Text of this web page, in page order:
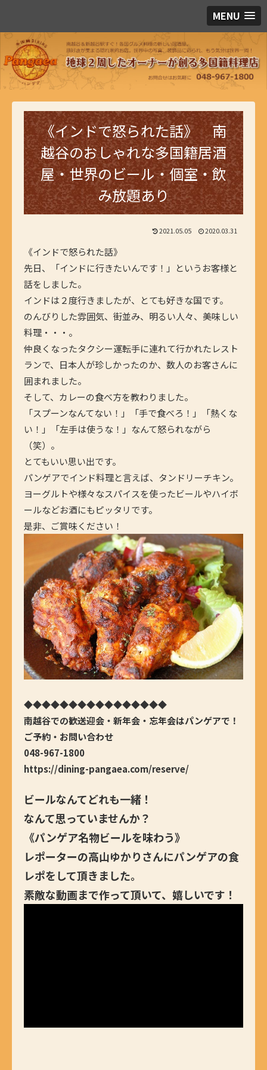
MENU
《インドで怒られた話》 南
越谷のおしゃれな多国籍居酒
屋・世界のビール・個室・飲
み放題あり
2021.05.05 2020.03.31
《インドで怒られた話》
先日、「インドに行きたいんです！」というお客様と
話をしました。
インドは２度行きましたが、とても好きな国です。
のんびりした雰囲気、街並み、明るい人々、美味しい
料理・・・。
仲良くなったタクシー運転手に連れて行かれたレスト
ランで、日本人が珍しかったのか、数人のお客さんに
囲まれました。
そして、カレーの食べ方を教わりました。
「スプーンなんてない！」「手で食べろ！」「熱くな
い！」「左手は使うな！」なんて怒られながら
（笑）。
とてもいい思い出です。
パンゲアでインド料理と言えば、タンドリーチキン。
ヨーグルトや様々なスパイスを使ったビールやハイボ
ールなどお酒にもピッタリです。
是非、ご賞味ください！
◆◆◆◆◆◆◆◆◆◆◆◆◆◆◆◆
南越谷での歓送迎会・新年会・忘年会はパンゲアで！
ご予約・お問い合わせ
048-967-1800
https://dining-pangaea.com/reserve/
ビールなんてどれも一緒！
なんて思っていませんか？
《パンゲア名物ビールを味わう》
レポーターの高山ゆかりさんにパンゲアの食
レポをして頂きました。
素敵な動画まで作って頂いて、嬉しいです！